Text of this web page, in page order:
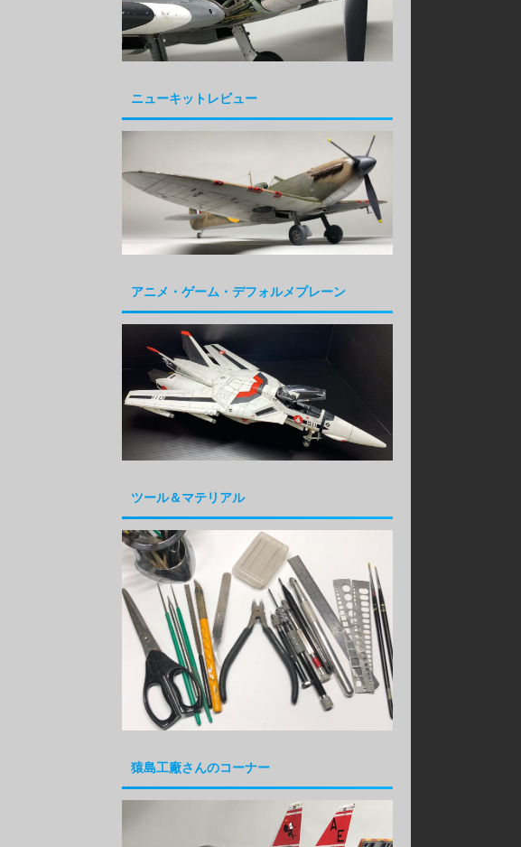
ニューキットレビュー
アニメ・ゲーム・デフォルメプレーン
ツール＆マテリアル
猿島工廠さんのコーナー